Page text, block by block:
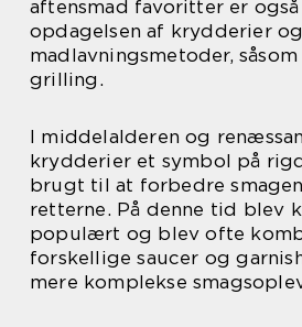
aftensmad favoritter er
opdagelsen af krydderier
madlavningsmetoder,
grilling.
I middelalderen og
krydderier et symbol på
brugt til at forbedre
retterne. På denne tid blev
populært og blev ofte
forskellige saucer og
mere komplekse